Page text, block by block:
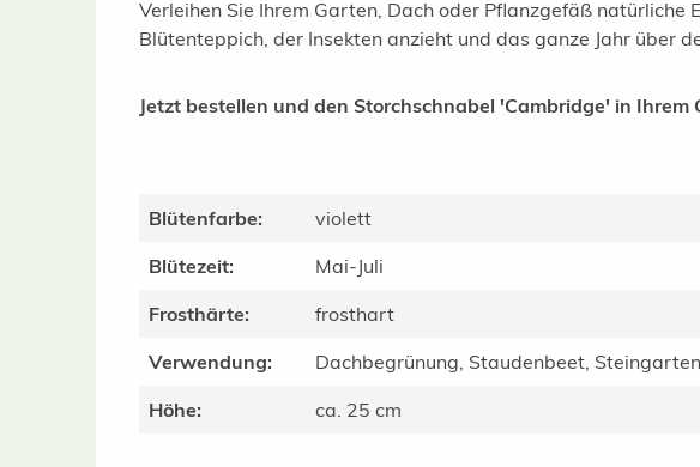
Verleihen Sie Ihrem Garten, Dach oder Pflanzgefäß
Blütenteppich, der Insekten anzieht und das ganze Jahr über
Jetzt bestellen und den Storchschnabel 'Cambridge' in Ihrem
Blütenfarbe:
violett
Blütezeit:
Mai-Juli
Frosthärte:
frosthart
Verwendung:
Dachbegrünung, Staudenbeet, Steingarten
Höhe:
ca. 25 cm